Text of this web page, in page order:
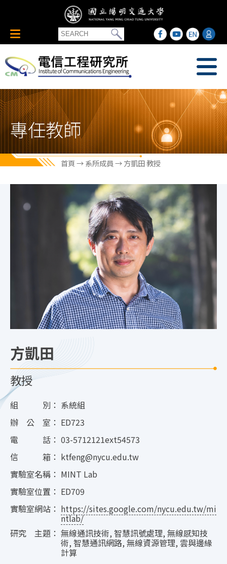
專任教師
首頁→系所成員→ 方凱田 教授
方凱田
教授
組 別： 系統組
辦 公 室： ED723
電 話： 03-5712121ext54573
信 箱： ktfeng@nycu.edu.tw
實驗室名稱： MINT Lab
實驗室位置： ED709
實驗室網站： https://sites.google.com/nycu.edu.tw/mi
ntlab/
研究 主題： 無線通訊技術, 智慧訊號處理, 無線感知技
術, 智慧通訊網路, 無線資源管理, 雲與邊緣
計算